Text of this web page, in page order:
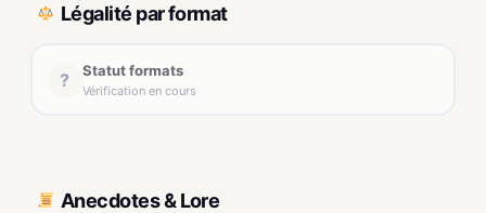
Légalité par format
? Statut formats
Vérification en cours
Anecdotes & Lore